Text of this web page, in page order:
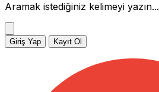
Aramak istediğiniz kelimeyi yazın...
Giriş Yap Kayıt Ol